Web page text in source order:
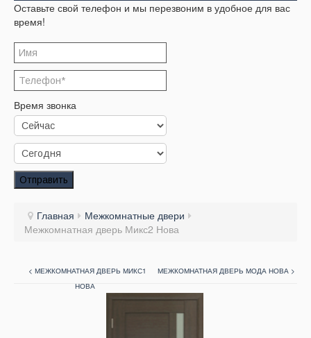
Окна и балконы
Кондиционеры
Акции
Корзина
Заказать звонок
Заказ обратного звонка
Оставьте свой телефон и мы перезвоним в удобное для вас
время!
Время звонка
Отправить
Главная
Межкомнатные двери
Межкомнатная дверь Микс2 Нова
< МЕЖКОМНАТНАЯ ДВЕРЬ МИКС1
НОВА
МЕЖКОМНАТНАЯ ДВЕРЬ МОДА НОВА >